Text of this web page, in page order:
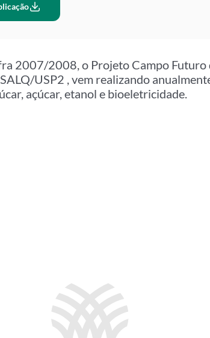
2007/2008, o Projeto Campo Futuro
USP2 , vem realizando
açúcar, etanol e bioeletricidade.